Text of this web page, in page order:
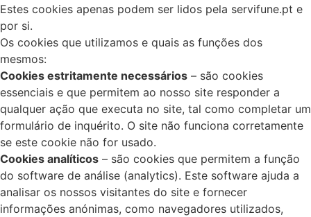
Estes cookies apenas podem ser lidos pela servifune.pt e
por si.
Os cookies que utilizamos e quais as funções dos
mesmos:
Cookies estritamente necessários – são cookies
essenciais e que permitem ao nosso site responder a
qualquer ação que executa no site, tal como completar um
formulário de inquérito. O site não funciona corretamente
se este cookie não for usado.
Cookies analíticos – são cookies que permitem a função
do software de análise (analytics). Este software ajuda a
analisar os nossos visitantes do site e fornecer
informações anónimas, como navegadores utilizados,